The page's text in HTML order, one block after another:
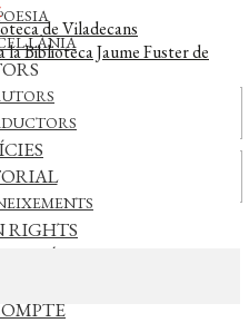
RIGHTS
de Viladecans
la Biblioteca Jaume Fuster de